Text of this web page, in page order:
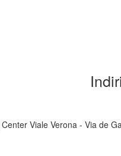
Viale Verona - Via de